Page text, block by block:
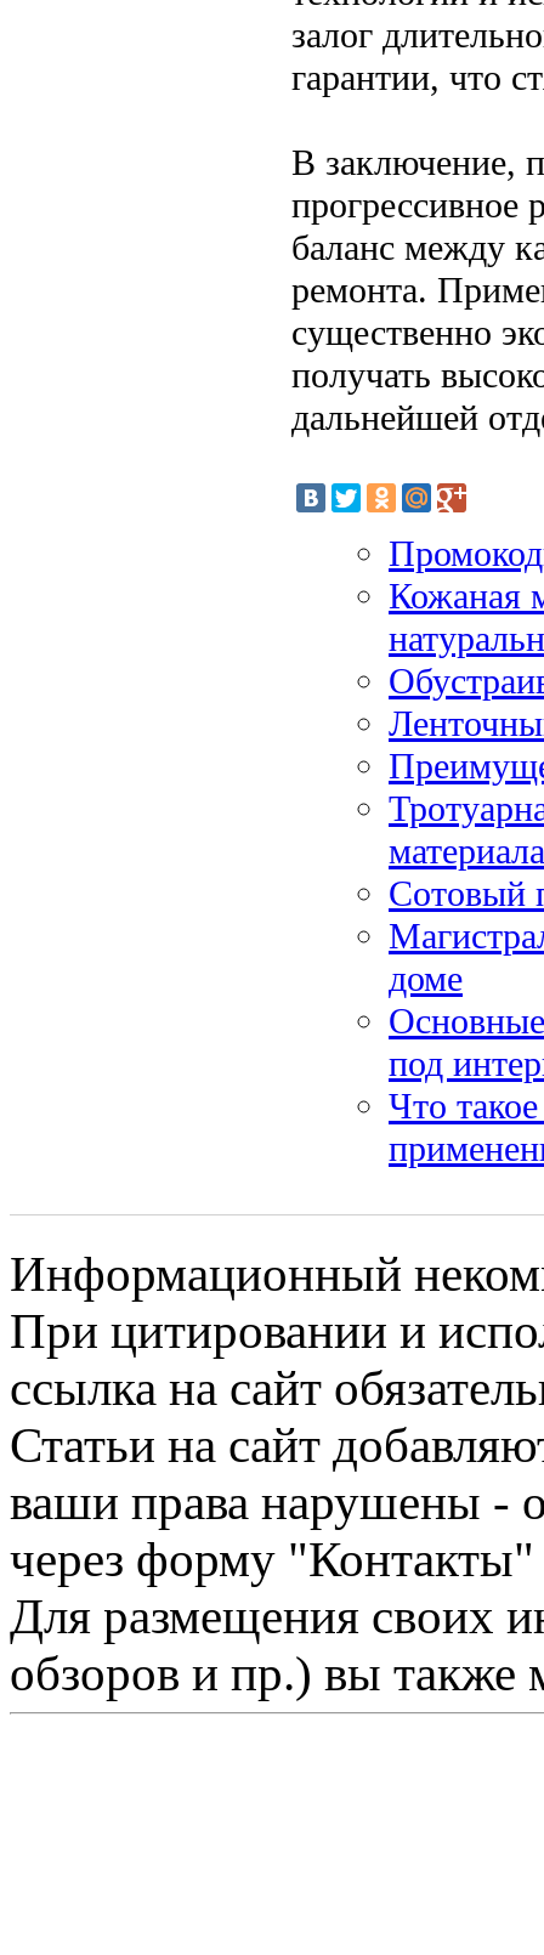
залог
гарантии, что
В заключение,
прогрессивное
баланс между
ремонта.
существенно
получать
дальнейшей
Кожаная
материала
Сотовый
доме
под
Что
Информационный
При цитировании и
ссылка на сайт
Статьи на сайт
ваши права нарушены -
через форму "Контакты"
Для размещения своих
обзоров и пр.) вы также